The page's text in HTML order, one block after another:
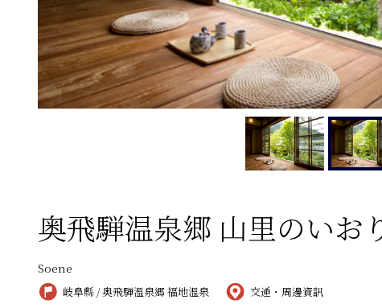
奥飛騨温泉郷 山里のいお
Soene
岐阜縣 / 奥飛騨溫泉郷 福地溫泉 交通・周邊資訊